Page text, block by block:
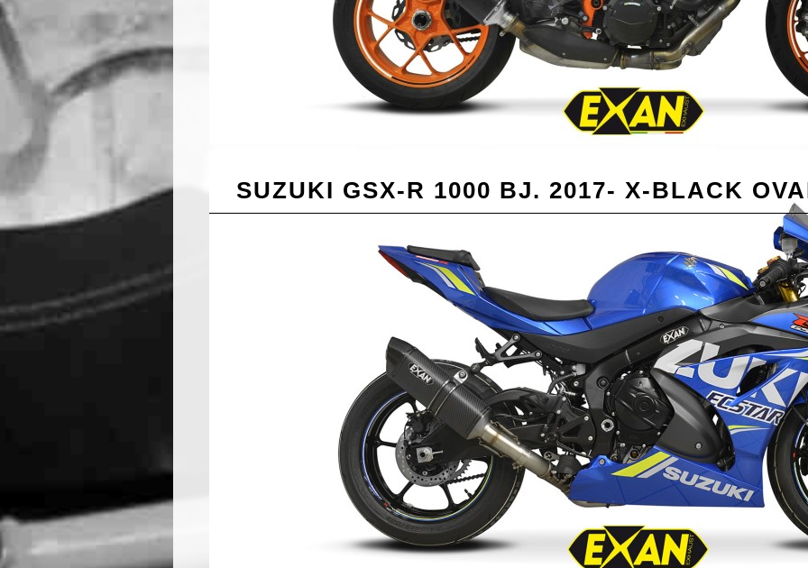
SUZUKI GSX-R 1000 BJ. 2017- X-BLACK